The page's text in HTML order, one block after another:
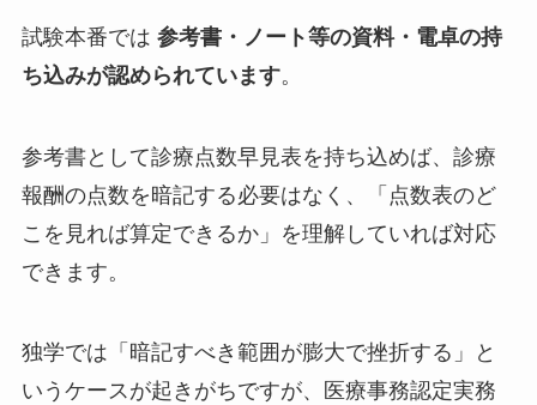
試験本番では 参考書・ノート等の資料・電卓の持
ち込みが認められています。
参考書として診療点数早見表を持ち込めば、診療
報酬の点数を暗記する必要はなく、「点数表のど
こを見れば算定できるか」を理解していれば対応
できます。
独学では「暗記すべき範囲が膨大で挫折する」と
いうケースが起きがちですが、医療事務認定実務